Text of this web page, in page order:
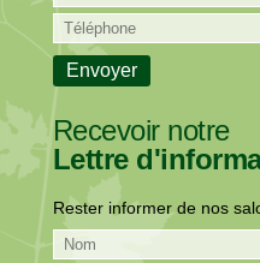
Recevoir notre
Lettre
Rester informer de nos